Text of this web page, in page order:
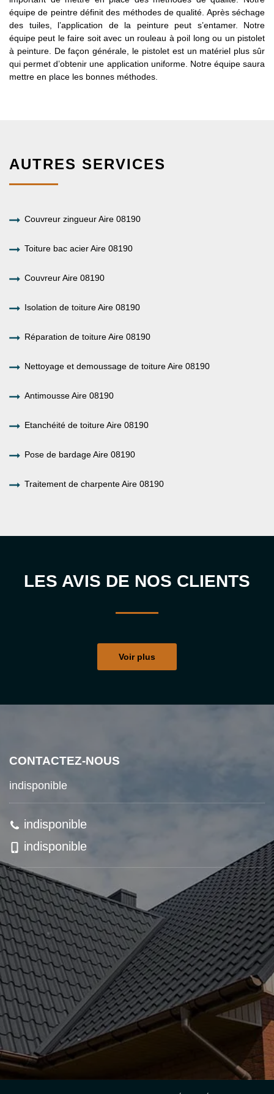
équipe de peintre définit des méthodes de qualité. Après séchage
des tuiles, l’application de la peinture peut s’entamer. Notre
équipe peut le faire soit avec un rouleau à poil long ou un pistolet
à peinture. De façon générale, le pistolet est un matériel plus sûr
qui permet d’obtenir une application uniforme. Notre équipe saura
mettre en place les bonnes méthodes.
AUTRES SERVICES
Couvreur zingueur Aire 08190
Toiture bac acier Aire 08190
Couvreur Aire 08190
Isolation de toiture Aire 08190
Réparation de toiture Aire 08190
Nettoyage et demoussage de toiture Aire 08190
Antimousse Aire 08190
Etanchéité de toiture Aire 08190
Pose de bardage Aire 08190
Traitement de charpente Aire 08190
LES AVIS DE NOS CLIENTS
Voir plus
CONTACTEZ-NOUS
indisponible
indisponible
indisponible